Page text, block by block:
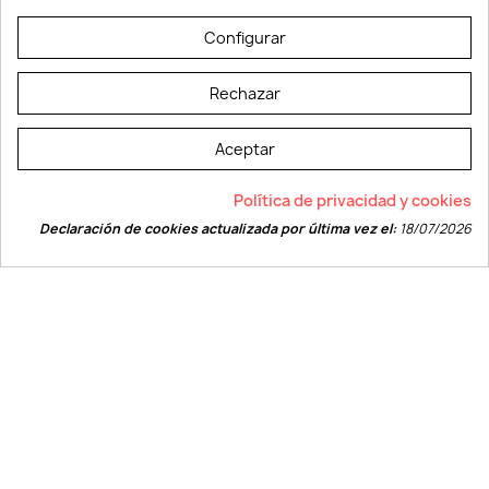
© LEVELPRINT - 2026
La página dispone de código accesible según las normas dictadas por la
W3C
Configurar
Rechazar
Aceptar
Política de privacidad y cookies
Declaración de cookies actualizada por última vez el:18/07/2026